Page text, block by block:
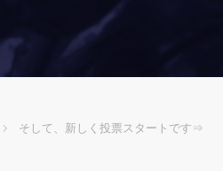
そして、新しく投票スタートです⇒